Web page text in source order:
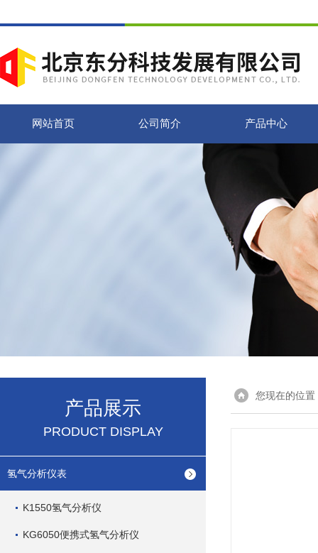
网站首页 公司简介 产品中心
产品展示
PRODUCT DISPLAY
氢气分析仪表
K1550氢气分析仪
KG6050便携式氢气分析仪
您现在的位置